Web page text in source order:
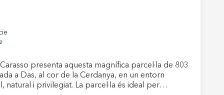
presenta aquesta magnífica parcel·la de 803
a Das, al cor de la Cerdanya, en un entorn
i privilegiat. La parcel·la és ideal per